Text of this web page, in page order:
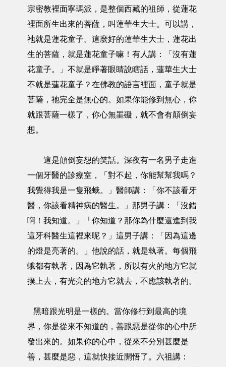
宗密教裡面寧瑪派，是整個西藏的祖師，從蓮花
裡面所生出來的菩薩，叫蓮華生大士。可以講，
祂就是蓮花童子。這麼好的蓮華生大士，蓮花出
生的菩薩，就是蓮花童子嘛！有人講：「沒有蓮
花童子。」不就是睜著眼睛說瞎話，蓮華生大士
不就是蓮花童子？在佛教的語言裡面，童子就是
菩薩，祂完全是無心的。如果你能修到無心，你
就跟菩薩一樣了，你心無罣礙，就不會有顛倒妄
想。
這是顛倒妄想的笑話。深夜有一名男子走進
一個牙醫的診療室，「對不起，你能幫幫我嗎？
我覺得我是一隻飛蛾。」醫師講：「你不該看牙
醫，你該看精神病的醫生。」那男子講：「沒錯
啊！我知道。」「你知道？那你為什麼還進到我
這牙科醫生這裡來呢？」這男子講：「因為這邊
的燈是亮著的。」他說的話，就是執著。每個飛
蛾都有執著，因為它執著，所以有火的地方它就
撲上去，有光亮的地方它就去，不應該執著的。
黑暗跟光明是一樣的。當你修行到最高的境
界，你是從來不知道的，善跟惡是從你的心中所
發出來的。如果你的心中，從來不分別甚麼是
善，甚麼是惡，這就快接近開悟了。六祖講：